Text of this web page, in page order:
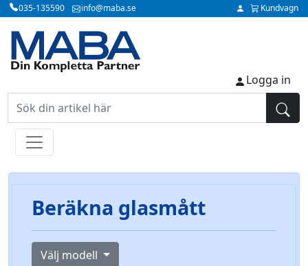
035-135590 info@maba.se Kundvagn
Logga in
Beräkna glasmått
Välj modell